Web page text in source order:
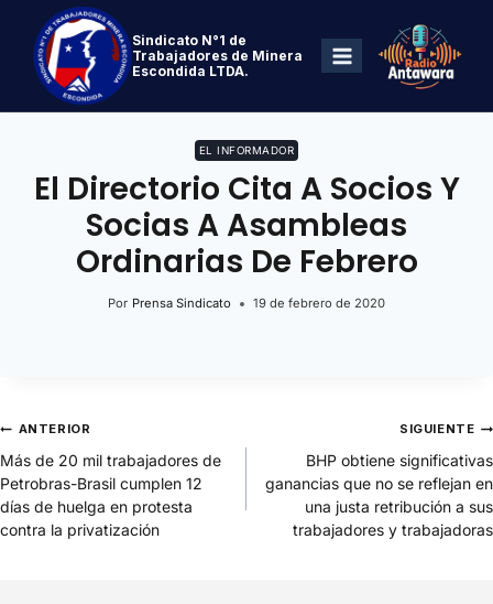
Sindicato N°1 de
Trabajadores de Minera
Escondida LTDA.
EL INFORMADOR
El Directorio Cita A Socios Y
Socias A Asambleas
Ordinarias De Febrero
Por Prensa Sindicato 19 de febrero de 2020
ANTERIOR
Más de 20 mil trabajadores de
Petrobras-Brasil cumplen 12
días de huelga en protesta
contra la privatización
SIGUIENTE
BHP obtiene significativas
ganancias que no se reflejan en
una justa retribución a sus
trabajadores y trabajadoras